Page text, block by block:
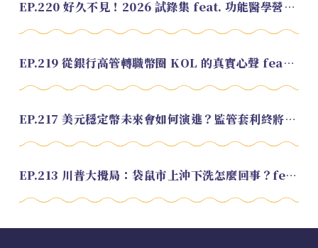
EP.220 好久不見！2026 試錄集 feat. 功能醫學營養師 美寶
EP.219 從銀行高管轉職幣圈 KOL 的真實心聲 feat.龜大
EP.217 美元穩定幣未來會如何演進？監管套利終將收斂？feat. 研究員 余哲安
EP.213 川普大攪局：袋鼠市上沖下洗怎麼回事？feat. Alvin